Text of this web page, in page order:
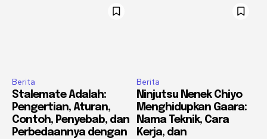
Berita
Stalemate Adalah:
Pengertian, Aturan,
Contoh, Penyebab, dan
Perbedaannya dengan
Berita
Ninjutsu Nenek Chiyo
Menghidupkan Gaara:
Nama Teknik, Cara
Kerja, dan